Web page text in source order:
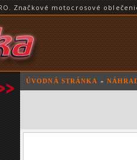
Značkové motocrosové
ÚVODNÁ STRÁNKA »